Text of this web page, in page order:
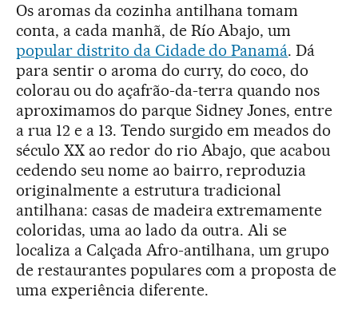
Os aromas da cozinha antilhana tomam
conta, a cada manhã, de Río Abajo, um
popular distrito da Cidade do Panamá. Dá
para sentir o aroma do curry, do coco, do
colorau ou do açafrão-da-terra quando nos
aproximamos do parque Sidney Jones, entre
a rua 12 e a 13. Tendo surgido em meados do
século XX ao redor do rio Abajo, que acabou
cedendo seu nome ao bairro, reproduzia
originalmente a estrutura tradicional
antilhana: casas de madeira extremamente
coloridas, uma ao lado da outra. Ali se
localiza a Calçada Afro-antilhana, um grupo
de restaurantes populares com a proposta de
uma experiência diferente.